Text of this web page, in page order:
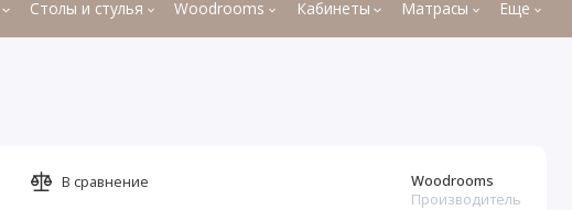
Столы и стулья Woodrooms Кабинеты Матрасы Еще
Woodrooms
Производитель
В сравнение